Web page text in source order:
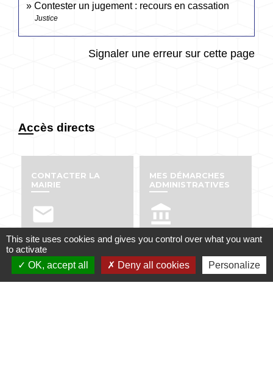
Contester un jugement : recours en cassation
Justice
Signaler une erreur sur cette page
Accès directs
CONTACTER LA
MAIRIE
email
MES DÉMARCHES
ADMINISTRATIVES
account_balance
NUMÉROS UTILES PUBLICATIONS
This site uses cookies and gives you control over what you want
to activate
OK, accept all
Deny all cookies Personalize